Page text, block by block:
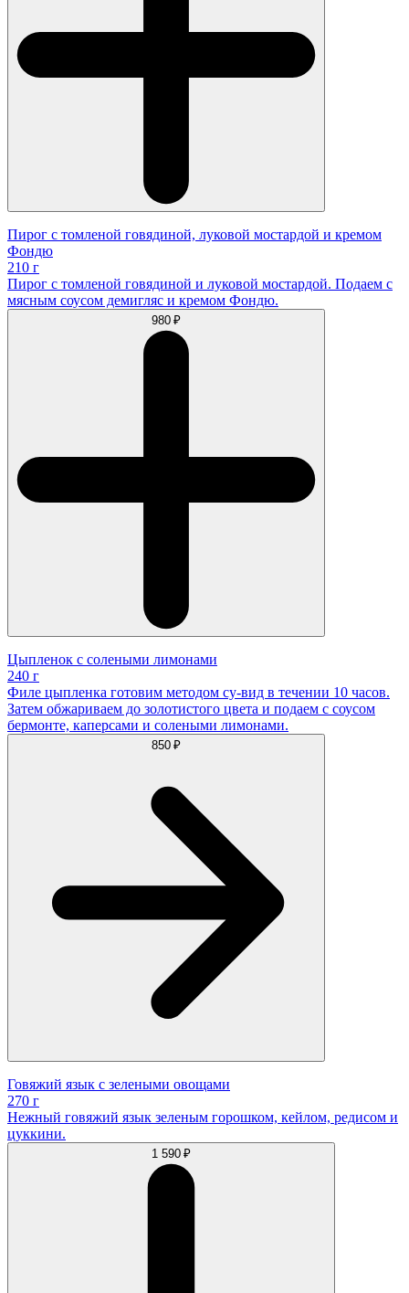
Пирог с томленой говядиной, луковой мостардой и кремом
Фондю
210 г
Пирог с томленой говядиной и луковой мостардой. Подаем с
мясным соусом демигляс и кремом Фондю.
980 ₽
Цыпленок с солеными лимонами
240 г
Филе цыпленка готовим методом су-вид в течении 10 часов.
Затем обжариваем до золотистого цвета и подаем с соусом
бермонте, каперсами и солеными лимонами.
850 ₽
Говяжий язык с зелеными овощами
270 г
Нежный говяжий язык зеленым горошком, кейлом, редисом и
цуккини.
1 590 ₽